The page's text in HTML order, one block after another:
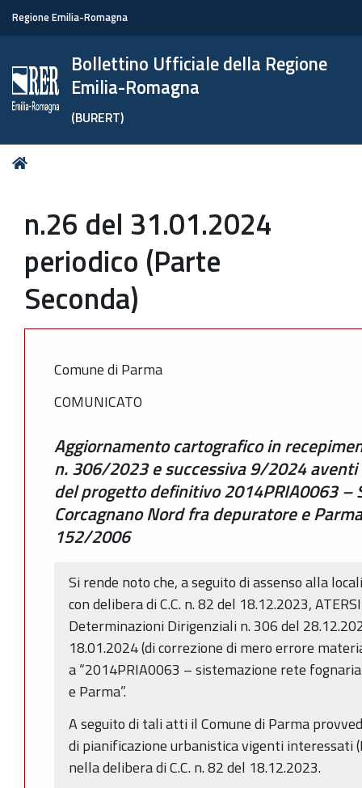
Regione Emilia-Romagna
Bollettino Ufficiale della Regione
Emilia-Romagna
(BURERT)
Tu
n.26 del 31.01.2024
periodico (Parte
Seconda)
Comune di Parma
COMUNICATO
Aggiornamento cartografico in
n. 306/2023 e successiva 9/2024 aventi
del progetto definitivo 2014PRIA0063 –
Corcagnano Nord fra depuratore e
152/2006
Si rende noto che, a seguito di assenso alla
con delibera di C.C. n. 82 del 18.12.2023,
Determinazioni Dirigenziali n. 306 del
18.01.2024 (di correzione di mero errore
a “2014PRIA0063 – sistemazione rete
e Parma”.
A seguito di tali atti il Comune di Parma
di pianificazione urbanistica vigenti interessati
nella delibera di C.C. n. 82 del 18.12.2023.